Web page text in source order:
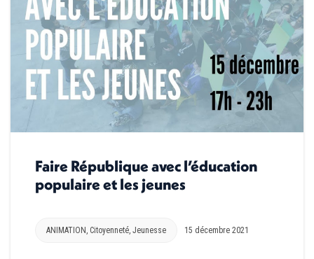
Faire République avec l’éducation
populaire et les jeunes
ANIMATION Citoyenneté Jeunesse 15 décembre 2021